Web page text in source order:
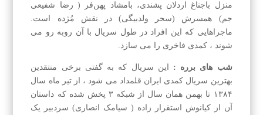
منزل باجناغ اردلان پشندی، بامشاد پهن‌فر ( رضا شفیعی
جم) همسرش (سحر ولدبیگی) در نقش مُژده است.
ماجراهایی که این افراد در طول سریال با آن روبه رو می
شوند ، کمدی فاخری را می سازد.
شب های برره : این سریال که به گفتی برخی منتقدین
بهترین سریال کمدی ایران قلمداد می شود ، از تیر ماه سال
۱۳۸۴ تا بهمن همان سال از شبکه ۳ پخش شده که داستان
آن از کیانوش استقرار زاده ( سیامک انصاری) سردبیر یک